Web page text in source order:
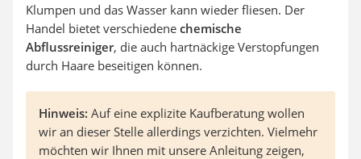
Klumpen und das Wasser kann wieder fliesen. Der
Handel bietet verschiedene chemische
Abflussreiniger, die auch hartnäckige Verstopfungen
durch Haare beseitigen können.
Hinweis: Auf eine explizite Kaufberatung wollen
wir an dieser Stelle allerdings verzichten. Vielmehr
möchten wir Ihnen mit unsere Anleitung zeigen,